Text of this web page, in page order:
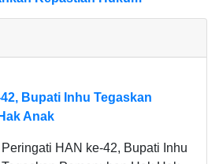
Bupati Inhu Tegaskan
Anak
Peringati HAN ke-42, Bupati Inhu